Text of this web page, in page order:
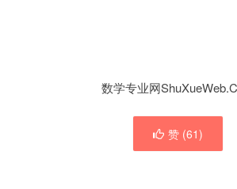
数学专业网
赞 (61)